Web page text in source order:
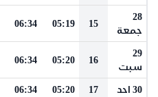
28
جمعة
15
05:19
06:34
29
سبت
16
05:20
06:34
30 احد 17
05:20
06:34